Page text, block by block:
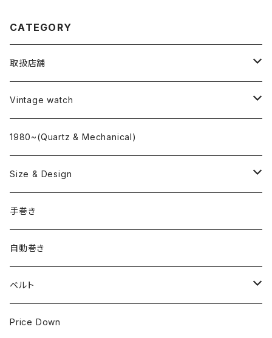
CATEGORY
取扱店舗
L o'clock
"delve"
Vintage watch
海外ブランド
OMEGA
ROLEX
国産ブランド
SEIKO
CITIZEN
1980~(Quartz & Mechanical)
Size & Design
~24.9mm
25mm~29.9mm
30mm~34.9mm
35mm~39.9mm
手巻き
自動巻き
ベルト
HIRSCHベルト
Price Down